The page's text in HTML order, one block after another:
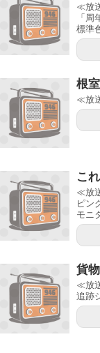
≪放
「
標準
根
≪放
こ
≪放
ピン
モニ
貨
≪放
追跡